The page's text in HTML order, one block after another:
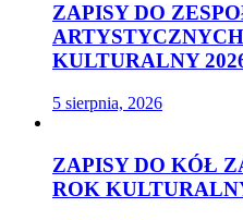
ZAPISY DO
KULTURALNY
5 sierpnia, 2026
ZAPISY DO KÓŁ
ROK